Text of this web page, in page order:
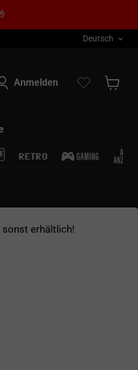
Sprache
Deutsch
Anmelden
erhältlich!